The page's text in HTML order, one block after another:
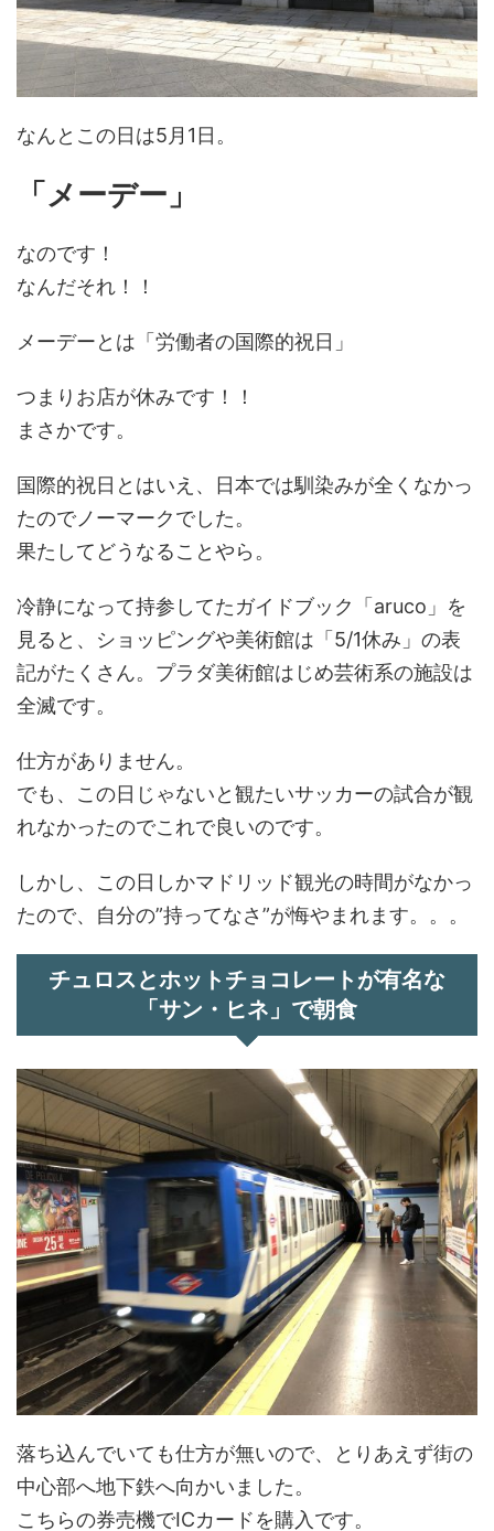
なんとこの日は5月1日。
「メーデー」
なのです！
なんだそれ！！
メーデーとは「労働者の国際的祝日」
つまりお店が休みです！！
まさかです。
国際的祝日とはいえ、日本では馴染みが全くなかっ
たのでノーマークでした。
果たしてどうなることやら。
冷静になって持参してたガイドブック「aruco」を
見ると、ショッピングや美術館は「5/1休み」の表
記がたくさん。プラダ美術館はじめ芸術系の施設は
全滅です。
仕方がありません。
でも、この日じゃないと観たいサッカーの試合が観
れなかったのでこれで良いのです。
しかし、この日しかマドリッド観光の時間がなかっ
たので、自分の”持ってなさ”が悔やまれます。。。
チュロスとホットチョコレートが有名な
「サン・ヒネ」で朝食
落ち込んでいても仕方が無いので、とりあえず街の
中心部へ地下鉄へ向かいました。
こちらの券売機でICカードを購入です。